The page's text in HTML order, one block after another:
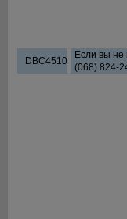
DBC4510
Если вы не
(068) 824-